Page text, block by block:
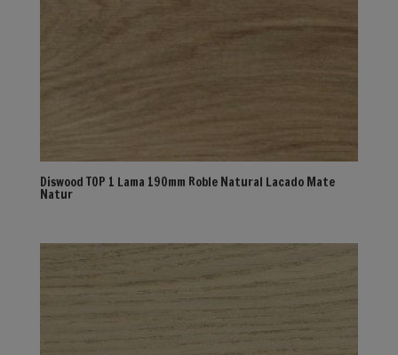
Diswood TOP 1 Lama 190mm Roble Natural Lacado Mate
Natur